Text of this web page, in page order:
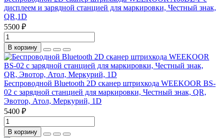
дисплеем и зарядной станцией для маркировки, Честный знак,
QR,1D
5500 ₽
В корзину
Беспроводной Bluetooth 2D сканер штрихкода WEEKOOR BS-
02 с зарядной станцией для маркировки, Честный знак, QR,
Эвотор, Атол, Меркурий, 1D
5400 ₽
В корзину